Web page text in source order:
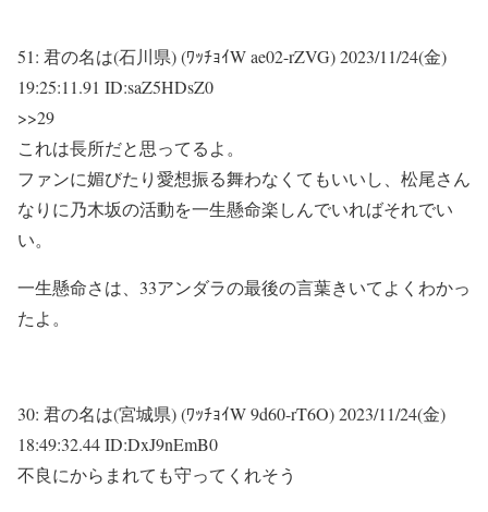
51: 君の名は(石川県) (ﾜｯﾁｮｲW ae02-rZVG)2023/11/24(金)
19:25:11.91 ID:saZ5HDsZ0
>>29
これは長所だと思ってるよ。
ファンに媚びたり愛想振る舞わなくてもいいし、松尾さん
なりに乃木坂の活動を一生懸命楽しんでいればそれでい
い。
一生懸命さは、33アンダラの最後の言葉きいてよくわかっ
たよ。
30: 君の名は(宮城県) (ﾜｯﾁｮｲW 9d60-rT6O)2023/11/24(金)
18:49:32.44 ID:DxJ9nEmB0
不良にからまれても守ってくれそう